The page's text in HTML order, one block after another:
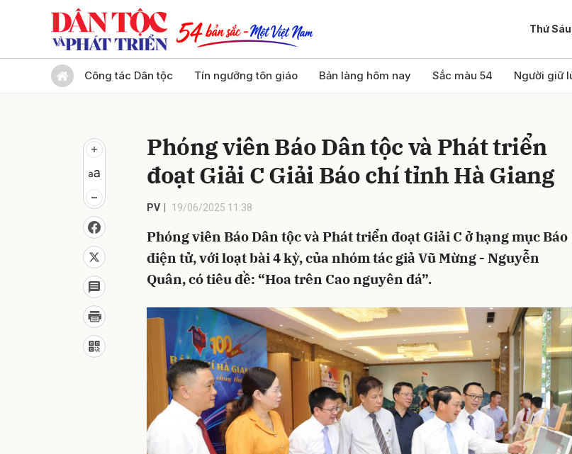
Thứ
Công tác Dân tộc Tín ngưỡng tôn giáo Bản làng hôm nay Sắc màu 54 Người giữ
Phóng viên Báo Dân tộc và Phát triển
đoạt Giải C Giải Báo chí tỉnh Hà Giang
PV 19/06/2025 11:38
Phóng viên Báo Dân tộc và Phát triển đoạt Giải C ở hạng mục Báo
điện tử, với loạt bài 4 kỳ, của nhóm tác giả Vũ Mừng - Nguyễn
Quân, có tiêu đề: “Hoa trên Cao nguyên đá”.
Gửi bình luận